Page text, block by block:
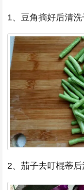
1、豆角摘好后清洗
2、茄子去叮棍蒂后